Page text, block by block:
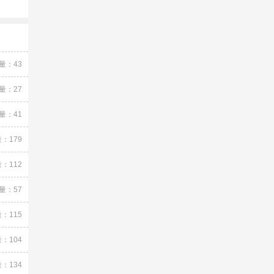
：43
：27
：41
：179
：112
：57
：115
：104
：134